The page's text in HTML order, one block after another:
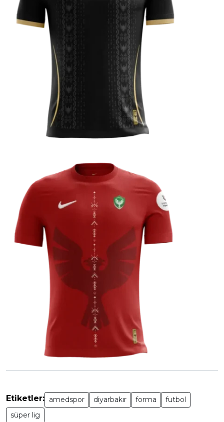
Etiketler: amedspor diyarbakır forma
futbol
süper lig